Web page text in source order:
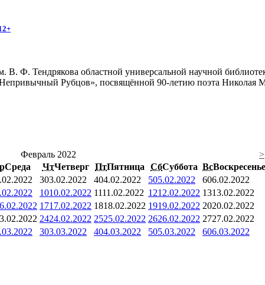
Ф. Тендрякова областной универсальной научной
Рубцов», посвящённой 90-летию поэта Николая
Февраль 2022
>
Среда ЧтЧетверг ПтПятница СбСуббота ВсВоскресенье
303.02.2022 404.02.2022 505.02.2022 606.02.2022
1010.02.2022 1111.02.2022 1212.02.2022 1313.02.2022
1717.02.2022 1818.02.2022 1919.02.2022 2020.02.2022
2424.02.2022 2525.02.2022 2626.02.2022 2727.02.2022
303.03.2022 404.03.2022 505.03.2022 606.03.2022